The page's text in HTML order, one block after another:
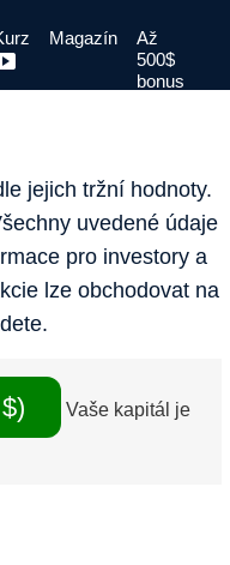
Magazín
Až
500$
bonus
jejich tržní hodnoty.
uvedené údaje
pro investory a
lze obchodovat na
Vaše kapitál je